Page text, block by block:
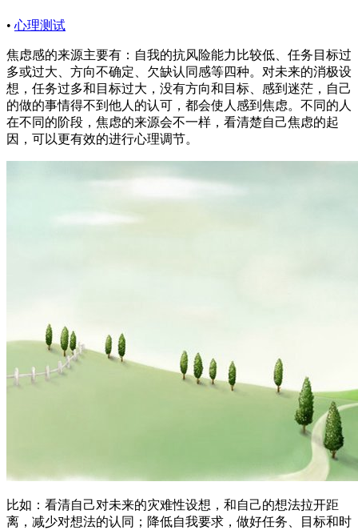
• 心理测试
焦虑感的来源主要有：自我的抗风险能力比较低、任务目标过
多或过大、方向不确定、欠缺认同感等四种。对未来的消极设
想，任务过多和目标过大，没有方向和目标、感到迷茫，自己
的做的事情得不到他人的认可，都会使人感到焦虑。不同的人
在不同的阶段，焦虑的来源会不一样，看清楚自己焦虑的起
因，可以更有效的进行心理调节。
比如：看清自己对未来的灾难性设想，和自己的想法拉开距
离，减少对想法的认同；降低自我要求，做好任务、目标和时